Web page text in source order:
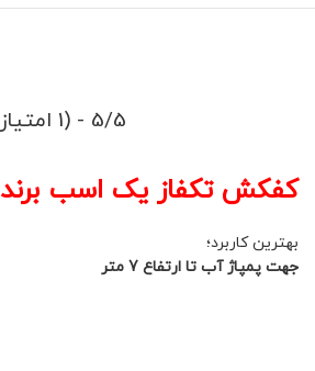
5/5 - (1 امتیاز)
کفکش تکفاز یک اسب برند STREAM استریم
بهترین کاربرد؛
جهت پمپاژ آب تا ارتفاع 7 متر